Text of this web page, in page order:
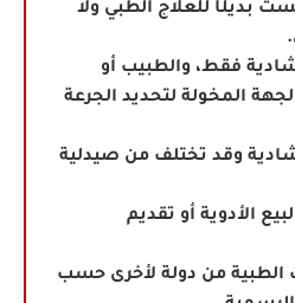
بديلًا للعلاج الطبي ولا
فقط، والطبيب أو
المخولة لتحديد الجرعة
وقد تختلف من صيدلية
الأدوية أو تقديم
الطبية من دولة لأخرى حسب